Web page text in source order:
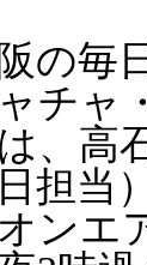
の毎
チャ
、高
日担
ンエ